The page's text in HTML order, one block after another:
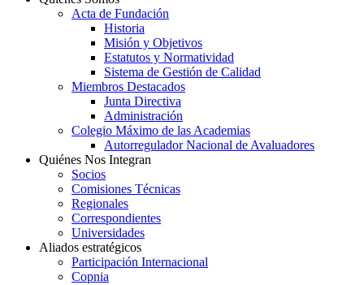
Acta de Fundación
Historia
Misión y Objetivos
Estatutos y Normatividad
Sistema de Gestión de Calidad
Miembros Destacados
Junta Directiva
Administración
Colegio Máximo de las Academias
Autorregulador Nacional de Avaluadores
Quiénes Nos Integran
Socios
Comisiones Técnicas
Regionales
Correspondientes
Universidades
Aliados estratégicos
Participación Internacional
Copnia